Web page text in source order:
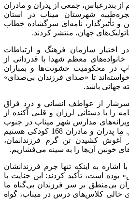
بندرعباس، جمعی از پدران و مادران
شهرستان میناب در استان
و تأثیرگذار، نامه‌ای سرگشاده خطاب
جهان، منتشر کردند.
اختیار سازمان فرهنگ و ارتباطات
معظم شهدا با قدردانی از
در محکومیت خشونت‌ها و بمباران
تا «صدای فرزندان بی‌صدای»
جهانی باشد.
از عواطف انسانی و درد فراق
را با دستانی لرزان و قلبی آکنده از
مدارس شهر میناب در جنوب
ایران برای شما می‌نویسیم. ما پدران و مادران 168 کودکی هستیم
آغوش کشیدن تن گرم فرزندانمان،
خونین آن‌ها را به سینه می‌فشاریم.
اشاره به اینکه تنها جرم فرزندانشان
است، تأکید کردند: این جنایت با
بی‌منطق بر سر فرزندان بی‌گناه ما
خالی کلاس‌های درس در میناب، گواه